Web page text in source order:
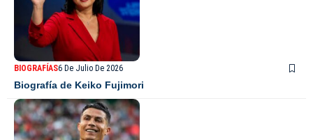
BIOGRAFÍAS6 De Julio De 2026
Biografía de Keiko Fujimori